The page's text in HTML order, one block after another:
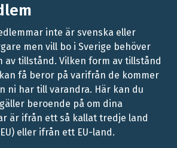
inte är svenska eller
men vill bo i Sverige behöver
av tillstånd. Vilken form av tillstånd
få beror på varifrån de kommer
ni har till varandra. Här kan du
beroende på om dina
är ifrån ett så kallat tredje land
eller ifrån ett EU-land.